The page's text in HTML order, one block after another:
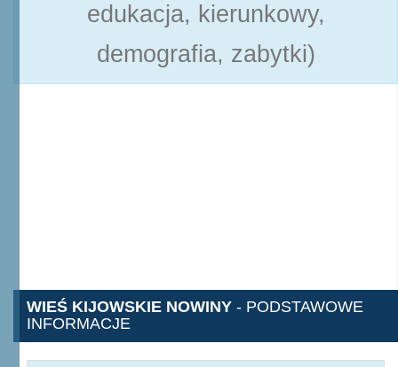
edukacja, kierunkowy,
demografia, zabytki)
WIEŚ KIJOWSKIE NOWINY - PODSTAWOWE
INFORMACJE